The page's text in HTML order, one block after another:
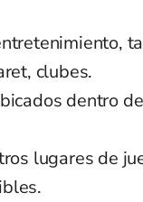
clubes.
dentro
lugares de